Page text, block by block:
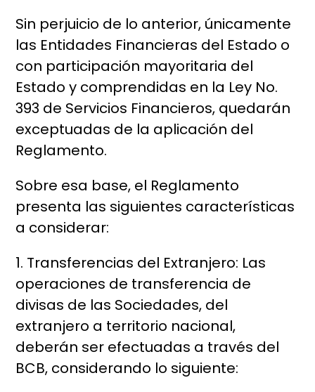
Sin perjuicio de lo anterior, únicamente
las Entidades Financieras del Estado o
con participación mayoritaria del
Estado y comprendidas en la Ley No.
393 de Servicios Financieros, quedarán
exceptuadas de la aplicación del
Reglamento.
Sobre esa base, el Reglamento
presenta las siguientes características
a considerar:
1. Transferencias del Extranjero: Las
operaciones de transferencia de
divisas de las Sociedades, del
extranjero a territorio nacional,
deberán ser efectuadas a través del
BCB, considerando lo siguiente: